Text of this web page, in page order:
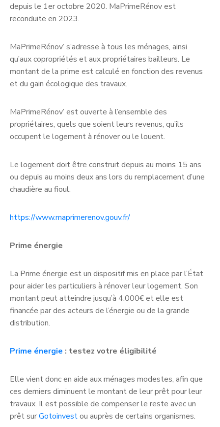
depuis le 1er octobre 2020. MaPrimeRénov est
reconduite en 2023.
MaPrimeRénov’ s’adresse à tous les ménages, ainsi
qu’aux copropriétés et aux propriétaires bailleurs. Le
montant de la prime est calculé en fonction des revenus
et du gain écologique des travaux.
MaPrimeRénov’ est ouverte à l’ensemble des
propriétaires, quels que soient leurs revenus, qu’ils
occupent le logement à rénover ou le louent.
Le logement doit être construit depuis au moins 15 ans
ou depuis au moins deux ans lors du remplacement d’une
chaudière au fioul.
https://www.maprimerenov.gouv.fr/
Prime énergie
La Prime énergie est un dispositif mis en place par l’État
pour aider les particuliers à rénover leur logement. Son
montant peut atteindre jusqu’à 4.000€ et elle est
financée par des acteurs de l’énergie ou de la grande
distribution.
Prime énergie : testez votre éligibilité
Elle vient donc en aide aux ménages modestes, afin que
ces derniers diminuent le montant de leur prêt pour leur
travaux. Il est possible de compenser le reste avec un
prêt surGotoinvestou auprès de certains organismes.